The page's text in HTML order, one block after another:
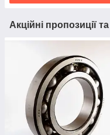
Акційні пропозиції